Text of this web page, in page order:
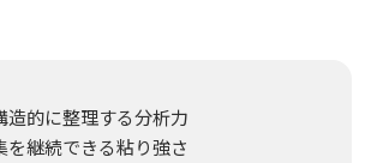
造的に整理する分析力
を継続できる粘り強さ